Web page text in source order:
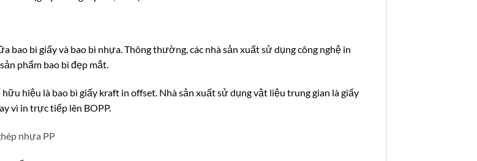
bì giấy và bao bì nhựa. Thông thường, các nhà sản xuất sử dụng công nghệ in
phẩm bao bì đẹp mắt.
hiệu là bao bì giấy kraft in offset. Nhà sản xuất sử dụng vật liệu trung gian là giấy
vì in trực tiếp lên BOPP.